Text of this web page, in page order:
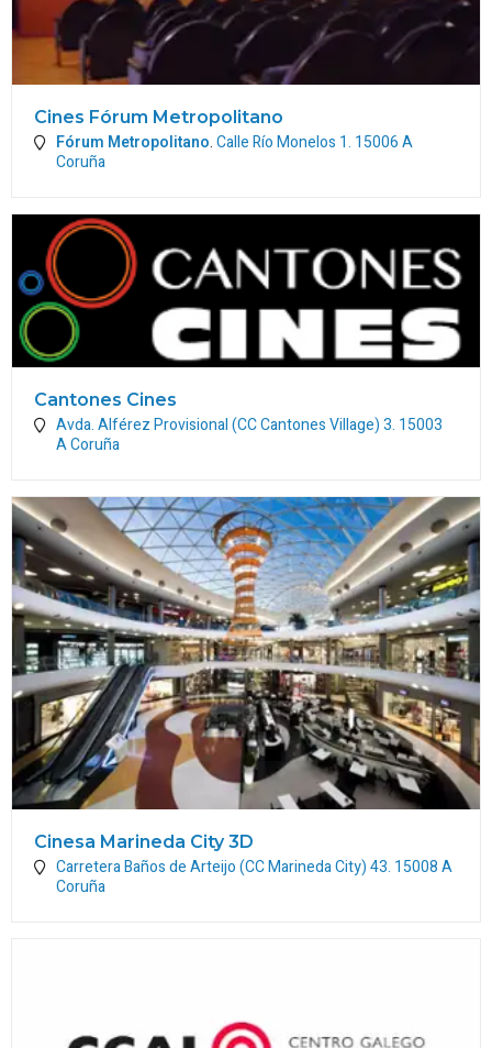
Cines Fórum Metropolitano
Fórum Metropolitano.Calle Río Monelos 1. 15006A
Coruña
Cantones Cines
Avda. Alférez Provisional (CC Cantones Village) 3. 15003
A Coruña
Cinesa Marineda City 3D
Carretera Baños de Arteijo (CC Marineda City) 43. 15008A
Coruña